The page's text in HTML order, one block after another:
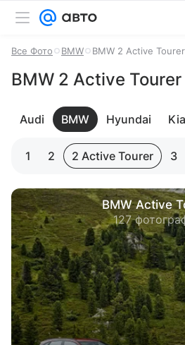
Все Фото BMW BMW 2 Active Tourer
BMW 2 Active Tourer
Audi BMW Hyundai Kia
1 2 2 Active Tourer 3
BMW Active
127